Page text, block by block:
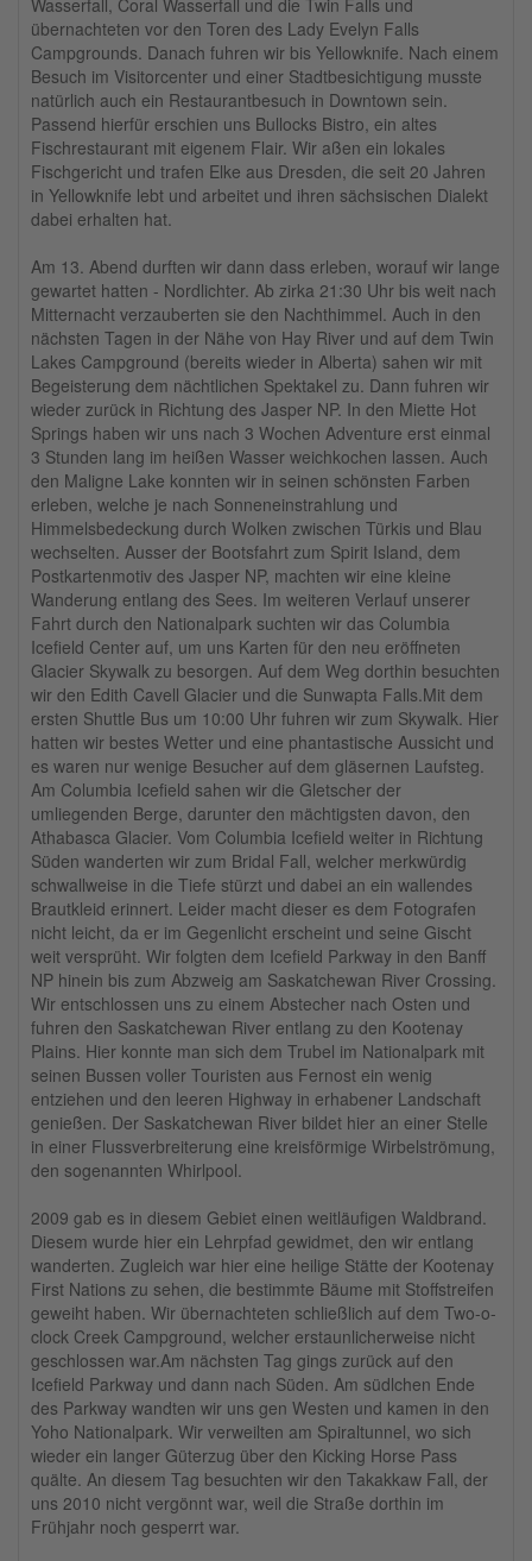
Wasserfall, Coral Wasserfall und die Twin Falls und
übernachteten vor den Toren des Lady Evelyn Falls
Campgrounds. Danach fuhren wir bis Yellowknife. Nach einem
Besuch im Visitorcenter und einer Stadtbesichtigung musste
natürlich auch ein Restaurantbesuch in Downtown sein.
Passend hierfür erschien uns Bullocks Bistro, ein altes
Fischrestaurant mit eigenem Flair. Wir aßen ein lokales
Fischgericht und trafen Elke aus Dresden, die seit 20 Jahren
in Yellowknife lebt und arbeitet und ihren sächsischen Dialekt
dabei erhalten hat.
Am 13. Abend durften wir dann dass erleben, worauf wir lange
gewartet hatten - Nordlichter. Ab zirka 21:30 Uhr bis weit nach
Mitternacht verzauberten sie den Nachthimmel. Auch in den
nächsten Tagen in der Nähe von Hay River und auf dem Twin
Lakes Campground (bereits wieder in Alberta) sahen wir mit
Begeisterung dem nächtlichen Spektakel zu. Dann fuhren wir
wieder zurück in Richtung des Jasper NP. In den Miette Hot
Springs haben wir uns nach 3 Wochen Adventure erst einmal
3 Stunden lang im heißen Wasser weichkochen lassen. Auch
den Maligne Lake konnten wir in seinen schönsten Farben
erleben, welche je nach Sonneneinstrahlung und
Himmelsbedeckung durch Wolken zwischen Türkis und Blau
wechselten. Ausser der Bootsfahrt zum Spirit Island, dem
Postkartenmotiv des Jasper NP, machten wir eine kleine
Wanderung entlang des Sees. Im weiteren Verlauf unserer
Fahrt durch den Nationalpark suchten wir das Columbia
Icefield Center auf, um uns Karten für den neu eröffneten
Glacier Skywalk zu besorgen. Auf dem Weg dorthin besuchten
wir den Edith Cavell Glacier und die Sunwapta Falls.Mit dem
ersten Shuttle Bus um 10:00 Uhr fuhren wir zum Skywalk. Hier
hatten wir bestes Wetter und eine phantastische Aussicht und
es waren nur wenige Besucher auf dem gläsernen Laufsteg.
Am Columbia Icefield sahen wir die Gletscher der
umliegenden Berge, darunter den mächtigsten davon, den
Athabasca Glacier. Vom Columbia Icefield weiter in Richtung
Süden wanderten wir zum Bridal Fall, welcher merkwürdig
schwallweise in die Tiefe stürzt und dabei an ein wallendes
Brautkleid erinnert. Leider macht dieser es dem Fotografen
nicht leicht, da er im Gegenlicht erscheint und seine Gischt
weit versprüht. Wir folgten dem Icefield Parkway in den Banff
NP hinein bis zum Abzweig am Saskatchewan River Crossing.
Wir entschlossen uns zu einem Abstecher nach Osten und
fuhren den Saskatchewan River entlang zu den Kootenay
Plains. Hier konnte man sich dem Trubel im Nationalpark mit
seinen Bussen voller Touristen aus Fernost ein wenig
entziehen und den leeren Highway in erhabener Landschaft
genießen. Der Saskatchewan River bildet hier an einer Stelle
in einer Flussverbreiterung eine kreisförmige Wirbelströmung,
den sogenannten Whirlpool.
2009 gab es in diesem Gebiet einen weitläufigen Waldbrand.
Diesem wurde hier ein Lehrpfad gewidmet, den wir entlang
wanderten. Zugleich war hier eine heilige Stätte der Kootenay
First Nations zu sehen, die bestimmte Bäume mit Stoffstreifen
geweiht haben. Wir übernachteten schließlich auf dem Two-o-
clock Creek Campground, welcher erstaunlicherweise nicht
geschlossen war.Am nächsten Tag gings zurück auf den
Icefield Parkway und dann nach Süden. Am südlchen Ende
des Parkway wandten wir uns gen Westen und kamen in den
Yoho Nationalpark. Wir verweilten am Spiraltunnel, wo sich
wieder ein langer Güterzug über den Kicking Horse Pass
quälte. An diesem Tag besuchten wir den Takakkaw Fall, der
uns 2010 nicht vergönnt war, weil die Straße dorthin im
Frühjahr noch gesperrt war.